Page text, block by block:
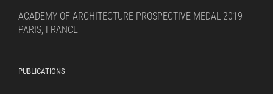
ACADEMY OF ARCHITECTURE PROSPECTIVE MEDAL 2019 –
PARIS, FRANCE
PUBLICATIONS